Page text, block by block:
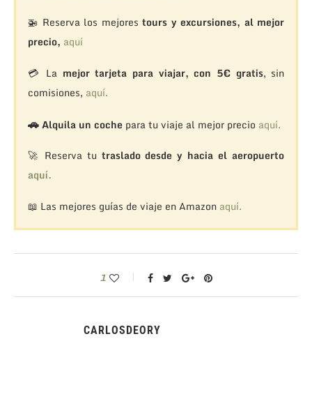
🚁 Reserva los mejorestours y excursiones, al mejor
precio, aquí
💳 La mejor tarjeta para viajar, con 5€ gratis, sin
comisiones, aquí.
🚗Alquila un coche para tu viaje al mejor precio aquí.
🚀 Reserva tu traslado desde y hacia el aeropuerto
aquí.
📖 Las mejores guías de viaje en Amazon aquí.
1
CARLOSDEORY